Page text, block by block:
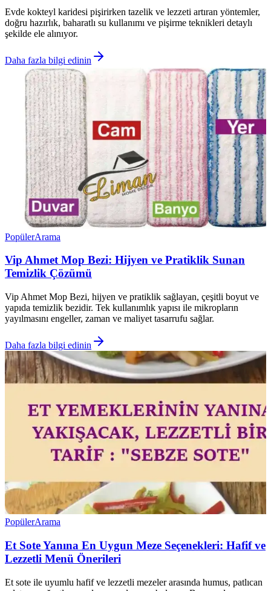
Evde kokteyl karidesi pişirirken tazelik ve lezzeti artıran yöntemler,
doğru hazırlık, baharatlı su kullanımı ve pişirme teknikleri detaylı
şekilde ele alınıyor.
Daha fazla bilgi edinin
PopülerArama
Vip Ahmet Mop Bezi: Hijyen ve Pratiklik Sunan
Temizlik Çözümü
Vip Ahmet Mop Bezi, hijyen ve pratiklik sağlayan, çeşitli boyut ve
yapıda temizlik bezidir. Tek kullanımlık yapısı ile mikropların
yayılmasını engeller, zaman ve maliyet tasarrufu sağlar.
Daha fazla bilgi edinin
PopülerArama
Et Sote Yanına En Uygun Meze Seçenekleri: Hafif ve
Lezzetli Menü Önerileri
Et sote ile uyumlu hafif ve lezzetli mezeler arasında humus, patlıcan